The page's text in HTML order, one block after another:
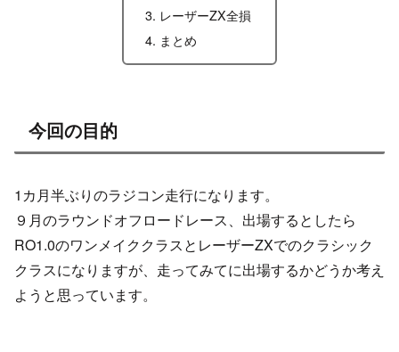
レーザーZX全損
まとめ
今回の目的
1カ月半ぶりのラジコン走行になります。
９月のラウンドオフロードレース、出場するとしたら
RO1.0のワンメイククラスとレーザーZXでのクラシック
クラスになりますが、走ってみてに出場するかどうか考え
ようと思っています。